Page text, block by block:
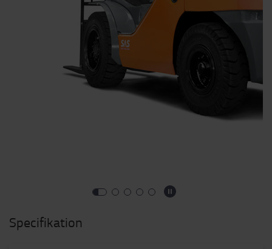
Specifikation